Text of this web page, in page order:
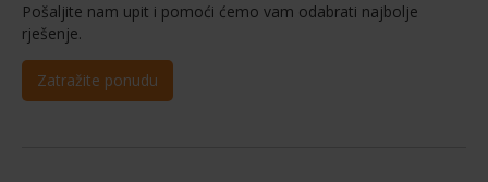
Pošaljite nam upit i pomoći ćemo vam odabrati najbolje
rješenje.
Zatražite ponudu